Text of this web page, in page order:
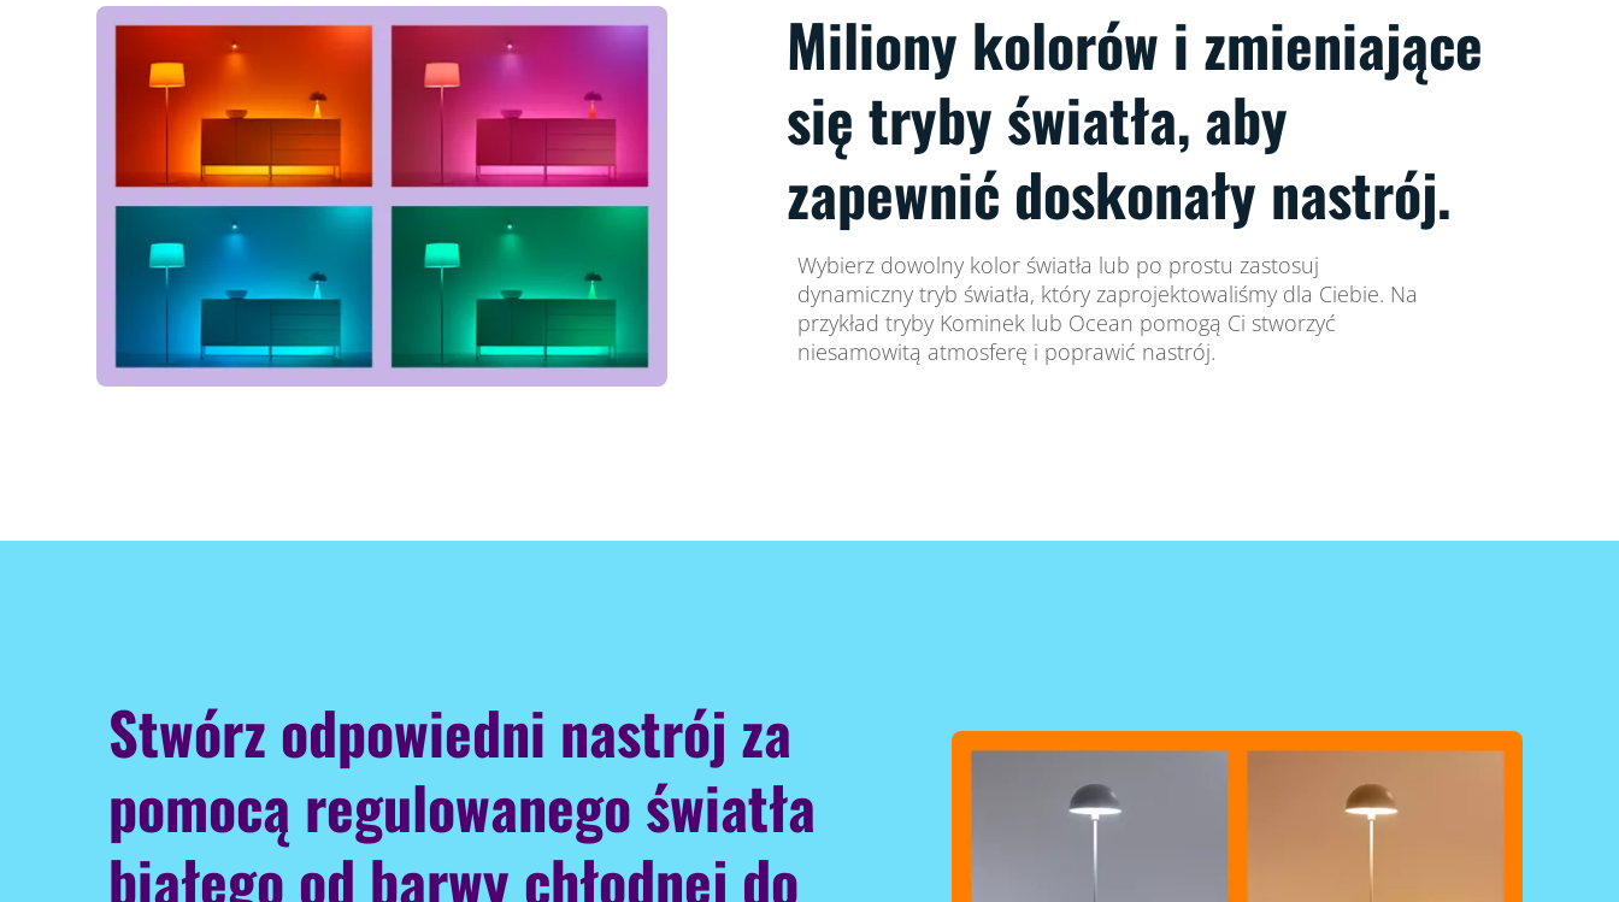
Miliony kolorów i zmieniające
się tryby światła, aby
zapewnić doskonały nastrój.
Wybierz dowolny kolor światła lub po prostu zastosuj
dynamiczny tryb światła, który zaprojektowaliśmy dla Ciebie. Na
przykład tryby Kominek lub Ocean pomogą Ci stworzyć
niesamowitą atmosferę i poprawić nastrój.
Stwórz odpowiedni nastrój za
pomocą regulowanego światła
białego od barwy chłodnej do